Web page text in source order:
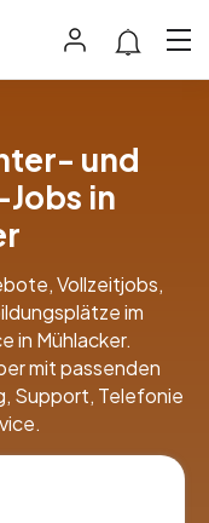
und
in
Vollzeitjobs,
im
in Mühlacker.
mit passenden
Support, Telefonie